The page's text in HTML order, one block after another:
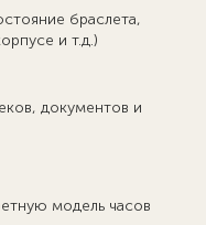
браслета,
и т.д.)
документов и
модель часов